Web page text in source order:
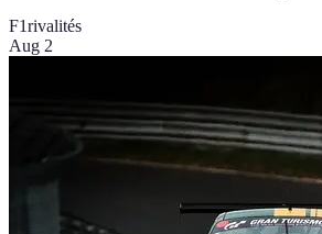
F1rivalités
Aug 2